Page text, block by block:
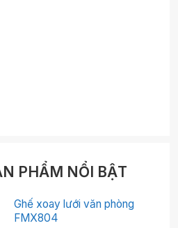
PHẨM NỔI BẬT
Ghế xoay lưới văn phòng
FMX804